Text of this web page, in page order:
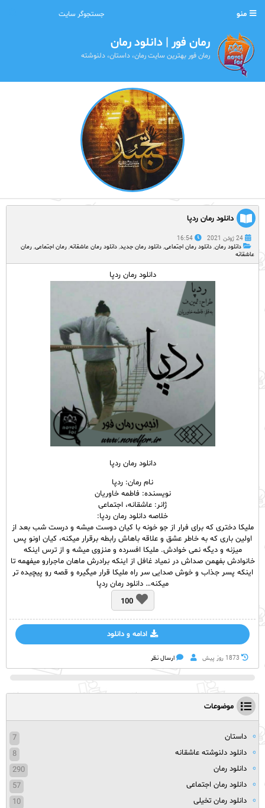
منو
رمان فور | دانلود رمان
رمان فور بهترین سایت رمان، داستان، دلنوشته
دانلود رمان ردپا
24 ژوئن 2021
16:54
دانلود رمان, دانلود رمان اجتماعی, دانلود رمان جدید, دانلود رمان عاشقانه, رمان اجتماعی, رمان
عاشقانه
دانلود رمان ردپا
دانلود رمان ردپا
نام رمان: ردپا
نویسنده: فاطمه خاوریان
ژانر: عاشقانه، اجتماعی
خلاصه دانلود رمان ردپا:
ملیکا‌ دختری که برای فرار از جو خونه با کیان دوست میشه و درست شب بعد از
اولین باری که به خاطر عشق و علاقه باهاش رابطه برقرار میکنه، کیان اونو پس
میزنه و‌ دیگه نمی خوادش. ملیکا افسرده و منزوی میشه و از ترس اینکه
خانوادش بفهمن صداش در نمیاد غافل از اینکه برادرش ماهان ماجرارو میفهمه تا
اینکه پسر جذاب و خوش صدایی سر راه ملیکا قرار میگیره و قصه رو پیچیده تر
میکنه… دانلود رمان ردپا
100
ادامه و دانلود
1873 روز پيش ارسال نظر
موضوعات
داستان
7
دانلود دلنوشته عاشقانه
8
دانلود رمان
290
دانلود رمان اجتماعی
57
دانلود رمان تخیلی
10